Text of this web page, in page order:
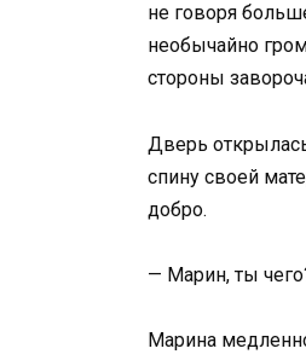
не говоря
необычайно
стороны
Дверь
спину своей
добро.
— Марин, ты
Марина